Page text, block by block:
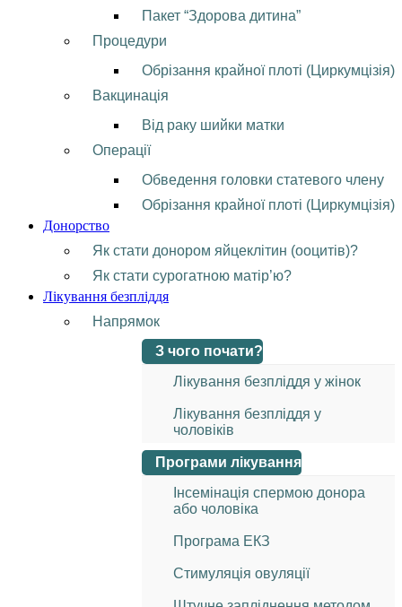
Пакет “Здорова дитина”
Процедури
Обрізання крайної плоті (Циркумцізія)
Вакцинація
Від раку шийки матки
Операції
Обведення головки статевого члену
Обрізання крайної плоті (Циркумцізія)
Донорство
Як стати донором яйцеклітин (ооцитів)?
Як стати сурогатною матір’ю?
Лікування безпліддя
Напрямок
З чого почати?
Лікування безпліддя у жінок
Лікування безпліддя у
чоловіків
Програми лікування
Інсемінація спермою донора
або чоловіка
Програма ЕКЗ
Стимуляція овуляції